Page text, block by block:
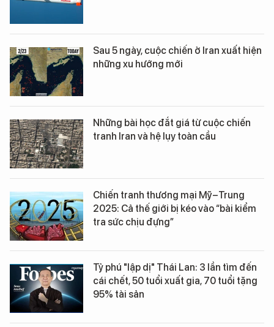
Sau 5 ngày, cuộc chiến ở Iran xuất hiện
những xu hướng mới
Những bài học đắt giá từ cuộc chiến
tranh Iran và hệ lụy toàn cầu
Chiến tranh thương mại Mỹ–Trung
2025: Cả thế giới bị kéo vào “bài kiểm
tra sức chịu đựng”
Tỷ phú "lập dị" Thái Lan: 3 lần tìm đến
cái chết, 50 tuổi xuất gia, 70 tuổi tặng
95% tài sản